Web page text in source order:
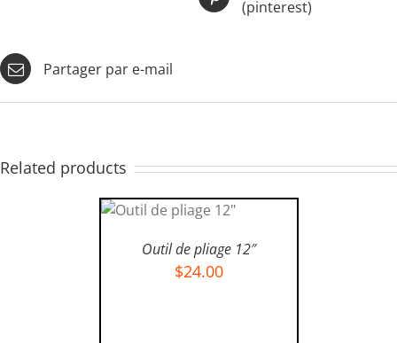
(pinterest)
Partager par e-mail
Related products
AJOUTER AU
DÉTAILS
Outil de pliage 12″
$24.00